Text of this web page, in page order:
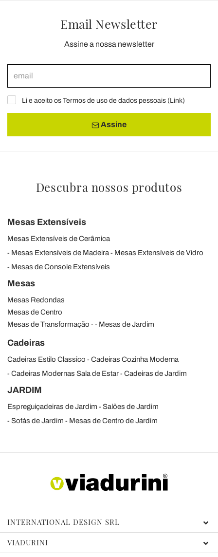
Email Newsletter
Assine a nossa newsletter
Li e aceito os Termos de uso de dados pessoais (Link)
Assine
Descubra nossos produtos
Mesas Extensíveis
Mesas Extensíveis de Cerâmica
Mesas Extensíveis de Madeira
Mesas Extensíveis de Vidro
Mesas de Console Extensíveis
Mesas
Mesas Redondas
Mesas de Centro
Mesas de Transformação
Mesas de Jardim
Cadeiras
Cadeiras Estilo Classico
Cadeiras Cozinha Moderna
Cadeiras Modernas Sala de Estar
Cadeiras de Jardim
JARDIM
Espreguiçadeiras de Jardim
Salões de Jardim
Sofás de Jardim
Mesas de Centro de Jardim
INTERNATIONAL DESIGN SRL
VIADURINI